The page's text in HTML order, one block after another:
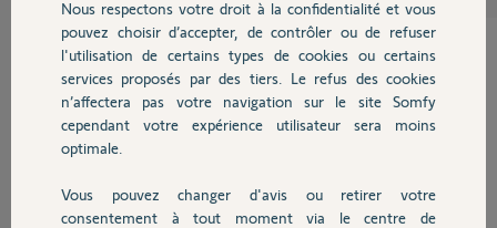
Chauffage
Autres produits
Devis avec un pro
Bonsoir Nicolas
Effectivement il vous faut un pont hue.
Bonne soirée.
Nous respectons votre droit à la confidentialité et vous
pouvez choisir d’accepter, de contrôler ou de refuser
l'utilisation de certains types de cookies ou certains
services proposés par des tiers. Le refus des cookies
n’affectera pas votre navigation sur le site Somfy
cependant votre expérience utilisateur sera moins
optimale.
Vous pouvez changer d'avis ou retirer votre
consentement à tout moment via le centre de